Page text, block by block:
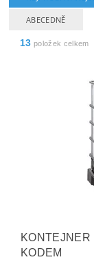
ABECEDNĚ
13 položek celkem
KONTEJNER
KODEM